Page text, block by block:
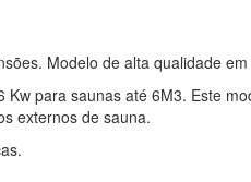
Modelo de alta qualidade
para saunas até 6M3. Este
externos de sauna.